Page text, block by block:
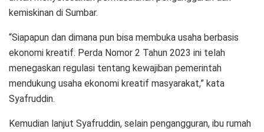
kemiskinan di Sumbar.
“Siapapun dan dimana pun bisa membuka usaha berbasis
ekonomi kreatif. Perda Nomor 2 Tahun 2023 ini telah
menegaskan regulasi tentang kewajiban pemerintah
mendukung usaha ekonomi kreatif masyarakat,” kata
Syafruddin.
Kemudian lanjut Syafruddin, selain pengangguran, ibu rumah